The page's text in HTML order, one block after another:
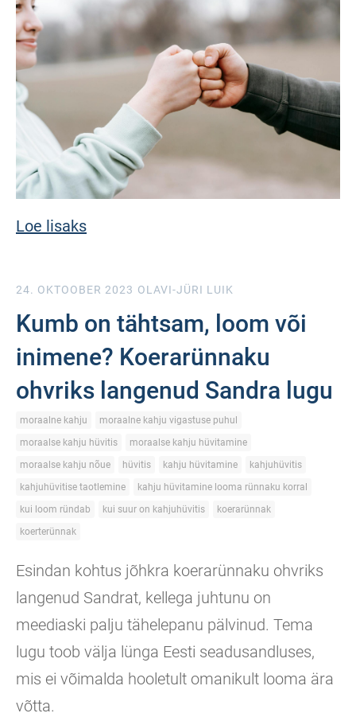
Loe lisaks
24. OKTOOBER 2023 OLAVI-JÜRI LUIK
Kumb on tähtsam, loom või
inimene? Koerarünnaku
ohvriks langenud Sandra lugu
moraalne kahju
moraalne kahju vigastuse puhul
moraalse kahju hüvitis
moraalse kahju hüvitamine
moraalse kahju nõue
hüvitis kahju hüvitamine
kahjuhüvitis
kahjuhüvitise taotlemine
kahju hüvitamine looma rünnaku korral
kui loom ründab
kui suur on kahjuhüvitis
koerarünnak
koerterünnak
Esindan kohtus jõhkra koerarünnaku ohvriks
langenud Sandrat, kellega juhtunu on
meediaski palju tähelepanu pälvinud. Tema
lugu toob välja lünga Eesti seadusandluses,
mis ei võimalda hooletult omanikult looma ära
võtta.